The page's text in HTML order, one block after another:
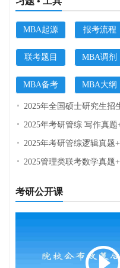
MBA起源 报考流程
联考题目 MBA调剂
MBA备考 MBA大纲
2025年全国硕士研究生招
2025年考研管综 写作真
2025年考研管综逻辑真题
2025管理类联考数学真题
考研公开课